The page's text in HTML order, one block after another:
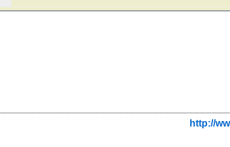
http://